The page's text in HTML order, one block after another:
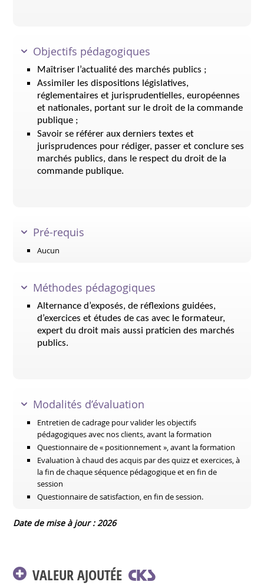
Objectifs pédagogiques
Maîtriser l’actualité des marchés publics ;
Assimiler les dispositions législatives,
réglementaires et jurisprudentielles, européennes
et nationales, portant sur le droit de la commande
publique ;
Savoir se référer aux derniers textes et
jurisprudences pour rédiger, passer et conclure ses
marchés publics, dans le respect du droit de la
commande publique.
Pré-requis
Aucun
Méthodes pédagogiques
Alternance d’exposés, de réflexions guidées,
d’exercices et études de cas avec le formateur,
expert du droit mais aussi praticien des marchés
publics.
Modalités d’évaluation
Entretien de cadrage pour valider les objectifs
pédagogiques avec nos clients, avant la formation
Questionnaire de « positionnement », avant la formation
Evaluation à chaud des acquis par des quizz et exercices, à
la fin de chaque séquence pédagogique et en fin de
session
Questionnaire de satisfaction, en fin de session.
Date de mise à jour : 2026
VALEUR AJOUTÉE